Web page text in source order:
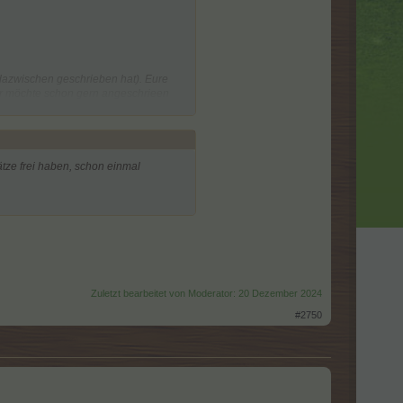
zitieren, einfach bei allen zu
Meldung sollte dafür sein, einen
frei haben, schon einmal
Zuletzt bearbeitet von Moderator: 20 Dezember 2024
#2750